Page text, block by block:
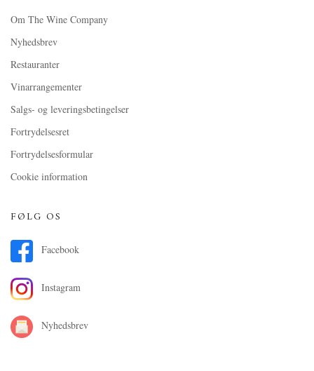
Om The Wine Company
Nyhedsbrev
Restauranter
Vinarrangementer
Salgs- og leveringsbetingelser
Fortrydelsesret
Fortrydelsesformular
Cookie information
FØLG OS
Facebook
Instagram
Nyhedsbrev